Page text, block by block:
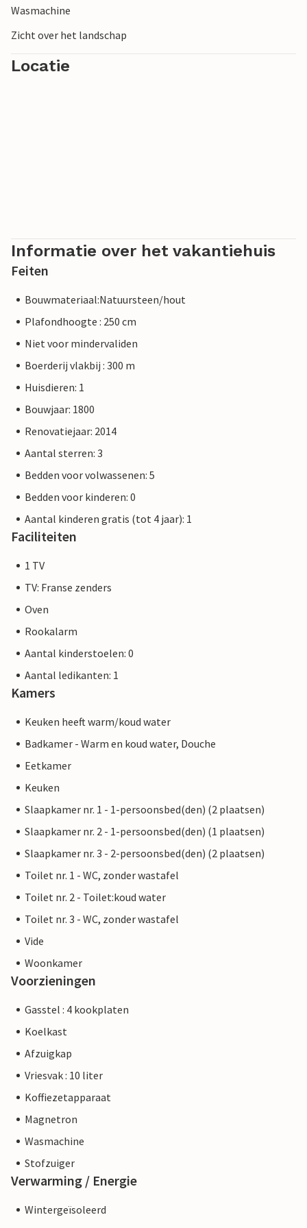
Wasmachine
Zicht over het landschap
Locatie
Informatie over het vakantiehuis
Feiten
Bouwmateriaal:Natuursteen/hout
Plafondhoogte : 250 cm
Niet voor mindervaliden
Boerderij vlakbij : 300 m
Huisdieren: 1
Bouwjaar: 1800
Renovatiejaar: 2014
Aantal sterren: 3
Bedden voor volwassenen: 5
Bedden voor kinderen: 0
Aantal kinderen gratis (tot 4 jaar): 1
Faciliteiten
1 TV
TV: Franse zenders
Oven
Rookalarm
Aantal kinderstoelen: 0
Aantal ledikanten: 1
Kamers
Keuken heeft warm/koud water
Badkamer - Warm en koud water, Douche
Eetkamer
Keuken
Slaapkamer nr. 1 - 1-persoonsbed(den) (2 plaatsen)
Slaapkamer nr. 2 - 1-persoonsbed(den) (1 plaatsen)
Slaapkamer nr. 3 - 2-persoonsbed(den) (2 plaatsen)
Toilet nr. 1 - WC, zonder wastafel
Toilet nr. 2 - Toilet:koud water
Toilet nr. 3 - WC, zonder wastafel
Vide
Woonkamer
Voorzieningen
Gasstel : 4 kookplaten
Koelkast
Afzuigkap
Vriesvak : 10 liter
Koffiezetapparaat
Magnetron
Wasmachine
Stofzuiger
Verwarming / Energie
Wintergeïsoleerd